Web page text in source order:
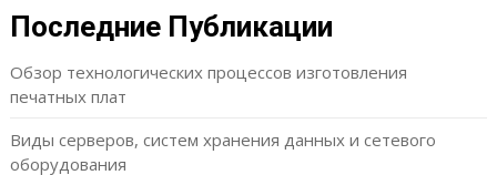
Последние Публикации
Обзор технологических процессов изготовления
печатных плат
Виды серверов, систем хранения данных и сетевого
оборудования